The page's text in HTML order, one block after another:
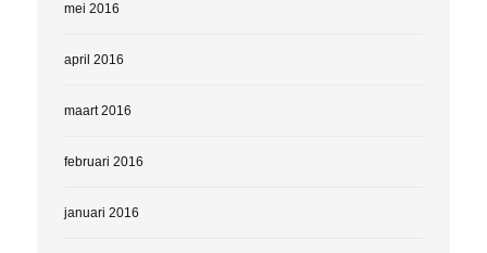
mei 2016
april 2016
maart 2016
februari 2016
januari 2016